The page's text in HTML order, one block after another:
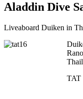
Aladdin Dive
Liveaboard Duiken in
TAT